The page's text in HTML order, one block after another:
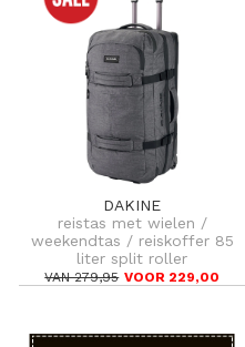
DAKINE
reistas met wielen /
weekendtas / reiskoffer 85
liter split roller
VAN 279,95 VOOR 229,00